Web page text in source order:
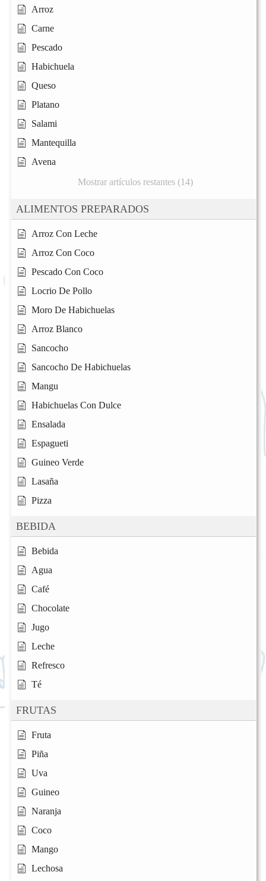
Arroz
Carne
Pescado
Habichuela
Queso
Platano
Salami
Mantequilla
Avena
Mostrar artículos restantes (14)
ALIMENTOS PREPARADOS
Arroz Con Leche
Arroz Con Coco
Pescado Con Coco
Locrio De Pollo
Moro De Habichuelas
Arroz Blanco
Sancocho
Sancocho De Habichuelas
Mangu
Habichuelas Con Dulce
Ensalada
Espagueti
Guineo Verde
Lasaña
Pizza
BEBIDA
Bebida
Agua
Café
Chocolate
Jugo
Leche
Refresco
Té
FRUTAS
Fruta
Piña
Uva
Guineo
Naranja
Coco
Mango
Lechosa